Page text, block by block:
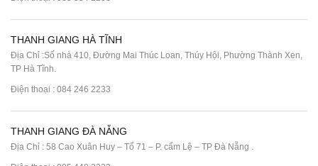
THANH GIANG HÀ TĨNH
Địa Chỉ :Số nhà 410, Đường Mai Thúc Loan, Thúy Hội, Phường Thành Xen,
TP Hà Tĩnh.
Điện thoại : 084 246 2233
THANH GIANG ĐÀ NẴNG
Địa Chỉ : 58 Cao Xuân Huy – Tổ 71 – P. cẩm Lệ – TP Đà Nẵng .